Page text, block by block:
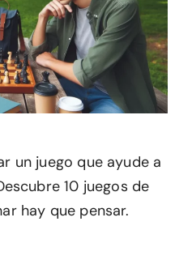
un juego que ayude a
10 juegos de
hay que pensar.